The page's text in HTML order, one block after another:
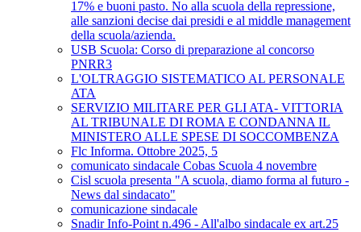
17% e buoni pasto. No alla scuola della repressione,
alle sanzioni decise dai presidi e al middle management
della scuola/azienda.
USB Scuola: Corso di preparazione al concorso
PNRR3
L'OLTRAGGIO SISTEMATICO AL PERSONALE
ATA
SERVIZIO MILITARE PER GLI ATA- VITTORIA
AL TRIBUNALE DI ROMA E CONDANNA IL
MINISTERO ALLE SPESE DI SOCCOMBENZA
Flc Informa. Ottobre 2025, 5
comunicato sindacale Cobas Scuola 4 novembre
Cisl scuola presenta "A scuola, diamo forma al futuro -
News dal sindacato"
comunicazione sindacale
Snadir Info-Point n.496 - All'albo sindacale ex art.25